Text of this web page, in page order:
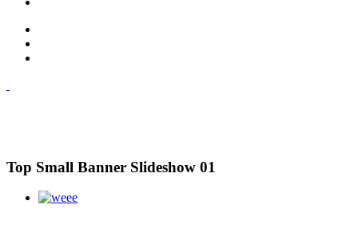
Top Small Banner Slideshow 01